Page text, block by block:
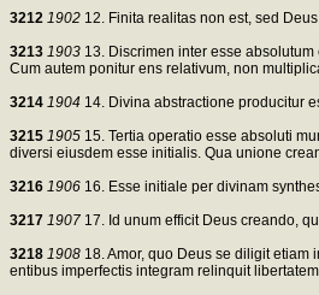
3212 1902 12. Finita realitas non est, sed
3213 1903 13. Discrimen inter esse
Cum autem ponitur ens relativum, non
3214 1904 14. Divina abstractione producitur
3215 1905 15. Tertia operatio esse absoluti
diversi eiusdem esse initialis. Qua unione
3216 1906 16. Esse initiale per divinam
3217 1907 17. Id unum efficit Deus creando,
3218 1908 18. Amor, quo Deus se diligit
entibus imperfectis integram relinquit